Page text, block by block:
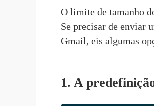
O limite de tamanho
Se precisar de enviar
Gmail, eis algumas
1. A